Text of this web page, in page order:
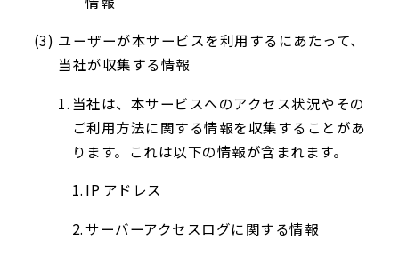
ユーザーが本サービスを利用するにあたって、
当社が収集する情報
当社は、本サービスへのアクセス状況やその
ご利用方法に関する情報を収集することがあ
ります。これは以下の情報が含まれます。
IP アドレス
サーバーアクセスログに関する情報